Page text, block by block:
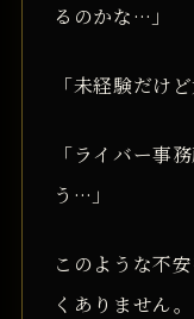
るのかな…」
「未経験だけ
「ライバー事
う…」
このような不
くありません。